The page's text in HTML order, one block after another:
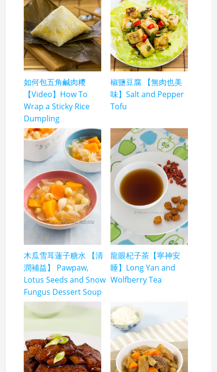
如何包五角鹹肉糭
【Video】How To
Wrap a Sticky Rice
Dumpling
椒鹽豆腐 【無肉也美
味】Salt and Pepper
Tofu
木瓜雪耳蓮子糖水 【清
潤補益】 Pawpaw,
Lotus Seeds and Snow
Fungus Dessert Soup
龍眼杞子茶【寧神安
睡】Long Yan and
Wolfberry Tea